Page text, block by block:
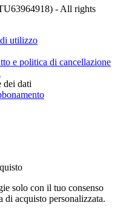
- All rights
utilizzo
e politica di cancellazione
dei dati
solo con il tuo consenso
acquisto personalizzata.